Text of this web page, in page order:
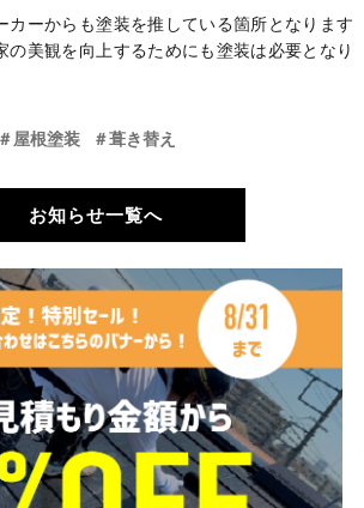
カーからも塗装を推している箇所となります
の美観を向上するためにも塗装は必要となり
＃屋根塗装 ＃葺き替え
お知らせ一覧へ